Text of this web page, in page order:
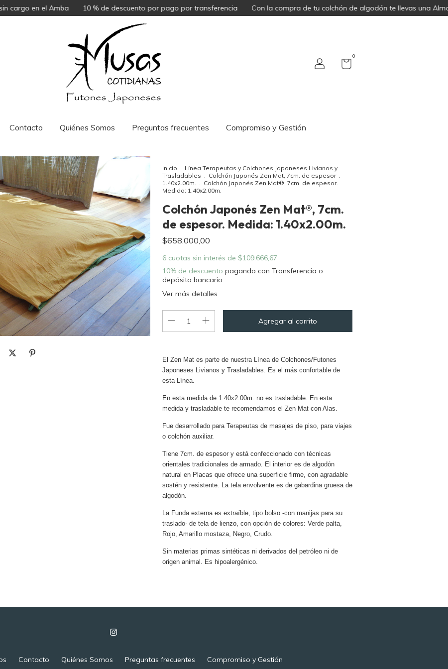
en el Amba 10 % de descuento por pago por transferencia Con la compra de tu colchón de algodón te llevas una
0
Contacto Quiénes Somos Preguntas frecuentes Compromiso y Gestión
Inicio
Línea Terapeutas y Colchones Japoneses Livianos y
Trasladables
Colchón Japonés Zen Mat, 7cm. de espesor
1.40x2.00m.
Colchón Japonés Zen Mat®, 7cm. de espesor.
Medida: 1.40x2.00m.
Colchón Japonés Zen Mat®, 7cm.
de espesor. Medida: 1.40x2.00m.
$658.000,00
6 cuotas sin interés de $109.666,67
10% de descuento pagando con Transferencia o
depósito bancario
Ver más detalles
El Zen Mat es parte de nuestra Línea de Colchones/Futones
Japoneses Livianos y Trasladables. Es el más confortable de
esta Línea.
En esta medida de 1.40x2.00m. no es trasladable. En esta
medida y trasladable te recomendamos el Zen Mat con Alas.
Fue desarrollado para Terapeutas de masajes de piso, para viajes
o colchón auxiliar.
Tiene 7cm. de espesor y está confeccionado con técnicas
orientales tradicionales de armado. El interior es de algodón
natural en Placas que ofrece una superficie firme, con agradable
sostén y resistente. La tela envolvente es de gabardina gruesa de
algodón.
La Funda externa es extraíble, tipo bolso -con manijas para su
traslado- de tela de lienzo, con opción de colores: Verde palta,
Rojo, Amarillo mostaza, Negro, Crudo.
Sin materias primas sintéticas ni derivados del petróleo ni de
origen animal. Es hipoalergénico.
Contacto Quiénes Somos Preguntas frecuentes Compromiso y Gestión